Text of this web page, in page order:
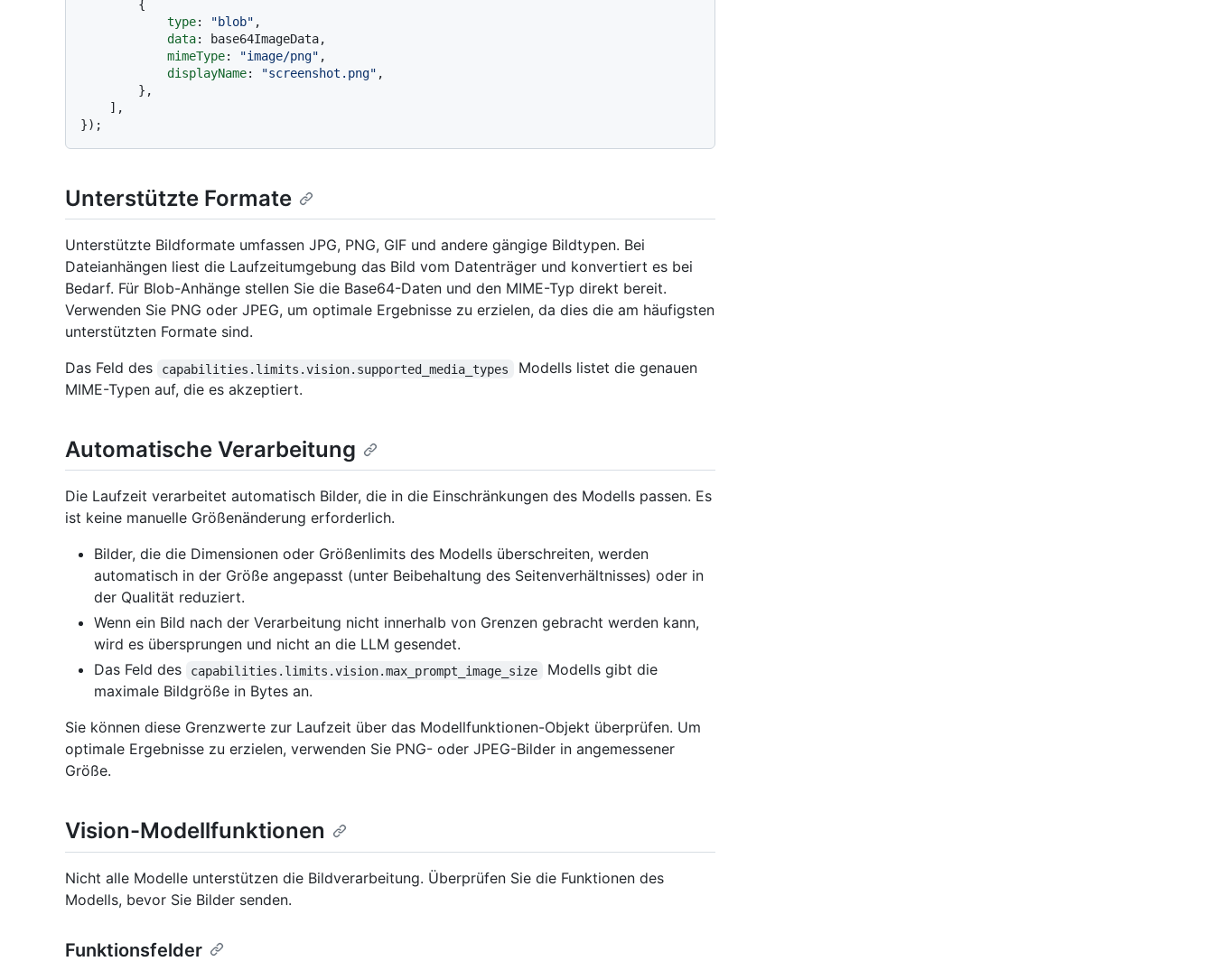
type: "blob" ,
data: base64ImageData,
mimeType: "image/png" ,
displayName: "screenshot.png" ,
Unterstützte Formate
Unterstützte Bildformate umfassen JPG, PNG, GIF und andere gängige Bildtypen. Bei
Dateianhängen liest die Laufzeitumgebung das Bild vom Datenträger und konvertiert es bei
Bedarf. Für Blob-Anhänge stellen Sie die Base64-Daten und den MIME-Typ direkt bereit.
Verwenden Sie PNG oder JPEG, um optimale Ergebnisse zu erzielen, da dies die am häufigsten
unterstützten Formate sind.
Das Feld des
capabilities.limits.vision.supported_media_types
Modells listet die genauen
MIME-Typen auf, die es akzeptiert.
Automatische Verarbeitung
Die Laufzeit verarbeitet automatisch Bilder, die in die Einschränkungen des Modells passen. Es
ist keine manuelle Größenänderung erforderlich.
Bilder, die die Dimensionen oder Größenlimits des Modells überschreiten, werden
automatisch in der Größe angepasst (unter Beibehaltung des Seitenverhältnisses) oder in
der Qualität reduziert.
Wenn ein Bild nach der Verarbeitung nicht innerhalb von Grenzen gebracht werden kann,
wird es übersprungen und nicht an die LLM gesendet.
Das Feld des
capabilities.limits.vision.max_prompt_image_size
Modells gibt die
maximale Bildgröße in Bytes an.
Sie können diese Grenzwerte zur Laufzeit über das Modellfunktionen-Objekt überprüfen. Um
optimale Ergebnisse zu erzielen, verwenden Sie PNG- oder JPEG-Bilder in angemessener
Größe.
Vision-Modellfunktionen
Nicht alle Modelle unterstützen die Bildverarbeitung. Überprüfen Sie die Funktionen des
Modells, bevor Sie Bilder senden.
Funktionsfelder